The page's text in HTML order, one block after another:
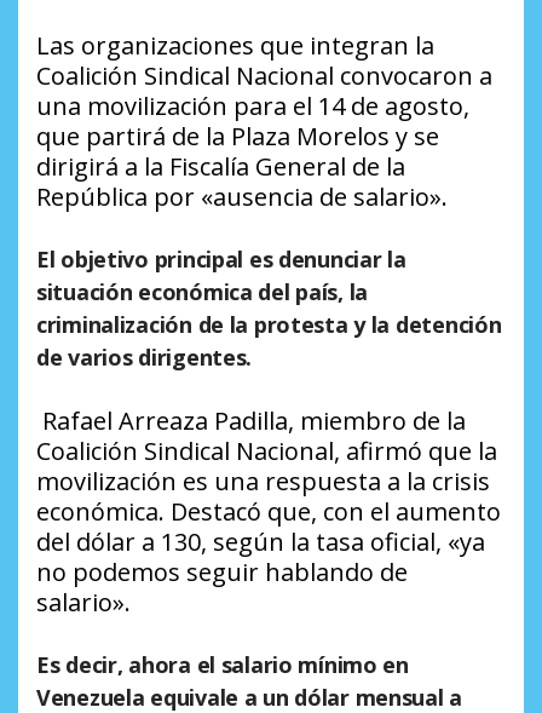
Las organizaciones que integran la
Coalición Sindical Nacional convocaron a
una movilización para el 14 de agosto,
que partirá de la Plaza Morelos y se
dirigirá a la Fiscalía General de la
República por «ausencia de salario».
El objetivo principal es denunciar la
situación económica del país, la
criminalización de la protesta y la detención
de varios dirigentes.
Rafael Arreaza Padilla, miembro de la
Coalición Sindical Nacional, afirmó que la
movilización es una respuesta a la crisis
económica. Destacó que, con el aumento
del dólar a 130, según la tasa oficial, «ya
no podemos seguir hablando de
salario».
Es decir, ahora el salario mínimo en
Venezuela equivale a un dólar mensual a